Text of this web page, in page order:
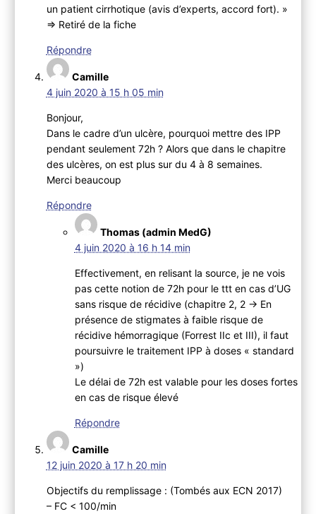
un patient cirrhotique (avis d’experts, accord fort). »
=> Retiré de la fiche
Répondre
Camille
4 juin 2020 à 15 h 05 min
Bonjour,
Dans le cadre d’un ulcère, pourquoi mettre des IPP
pendant seulement 72h ? Alors que dans le chapitre
des ulcères, on est plus sur du 4 à 8 semaines.
Merci beaucoup
Répondre
Thomas (admin MedG)
4 juin 2020 à 16 h 14 min
Effectivement, en relisant la source, je ne vois
pas cette notion de 72h pour le ttt en cas d’UG
sans risque de récidive (chapitre 2, 2 -> En
présence de stigmates à faible risque de
récidive hémorragique (Forrest IIc et III), il faut
poursuivre le traitement IPP à doses « standard
»)
Le délai de 72h est valable pour les doses fortes
en cas de risque élevé
Répondre
Camille
12 juin 2020 à 17 h 20 min
Objectifs du remplissage : (Tombés aux ECN 2017)
– FC < 100/min